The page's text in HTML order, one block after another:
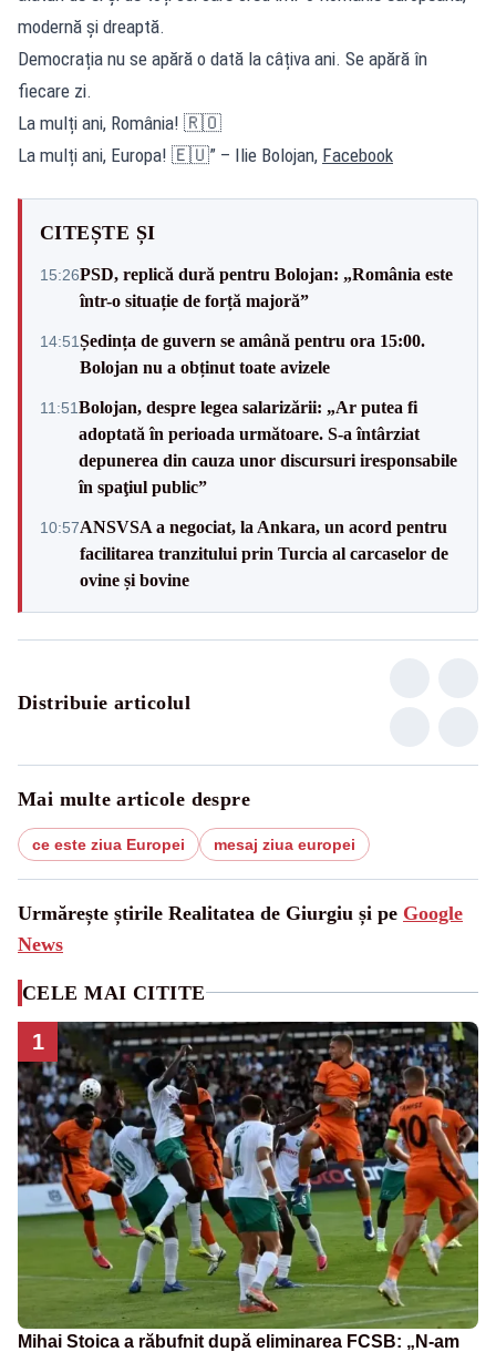
modernă și dreaptă.
Democrația nu se apără o dată la câțiva ani. Se apără în
fiecare zi.
La mulți ani, România! 🇷🇴
La mulți ani, Europa! 🇪🇺” – Ilie Bolojan, Facebook
CITEȘTE ȘI
15:26PSD, replică dură pentru Bolojan: „România este
într-o situație de forță majoră”
14:51Ședința de guvern se amână pentru ora 15:00.
Bolojan nu a obținut toate avizele
11:51Bolojan, despre legea salarizării: „Ar putea fi
adoptată în perioada următoare. S-a întârziat
depunerea din cauza unor discursuri iresponsabile
în spaţiul public”
10:57ANSVSA a negociat, la Ankara, un acord pentru
facilitarea tranzitului prin Turcia al carcaselor de
ovine și bovine
Distribuie articolul
Mai multe articole despre
ce este ziua Europei mesaj ziua europei
Urmărește știrile Realitatea de Giurgiu și pe Google
News
CELE MAI CITITE
1
Mihai Stoica a răbufnit după eliminarea FCSB: „N-am